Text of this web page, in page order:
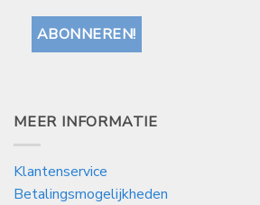
MEER INFORMATIE
Klantenservice
Betalingsmogelijkheden